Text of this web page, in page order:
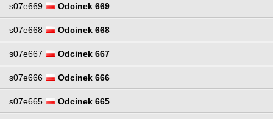
s07e669 Odcinek 669
s07e668 Odcinek 668
s07e667 Odcinek 667
s07e666 Odcinek 666
s07e665 Odcinek 665